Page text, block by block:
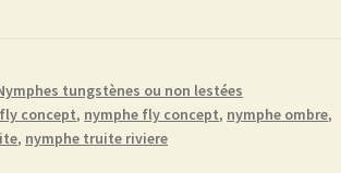
tungstènes ou non lestées
fly concept, nymphe fly concept, nymphe ombre,
, nymphe truite riviere